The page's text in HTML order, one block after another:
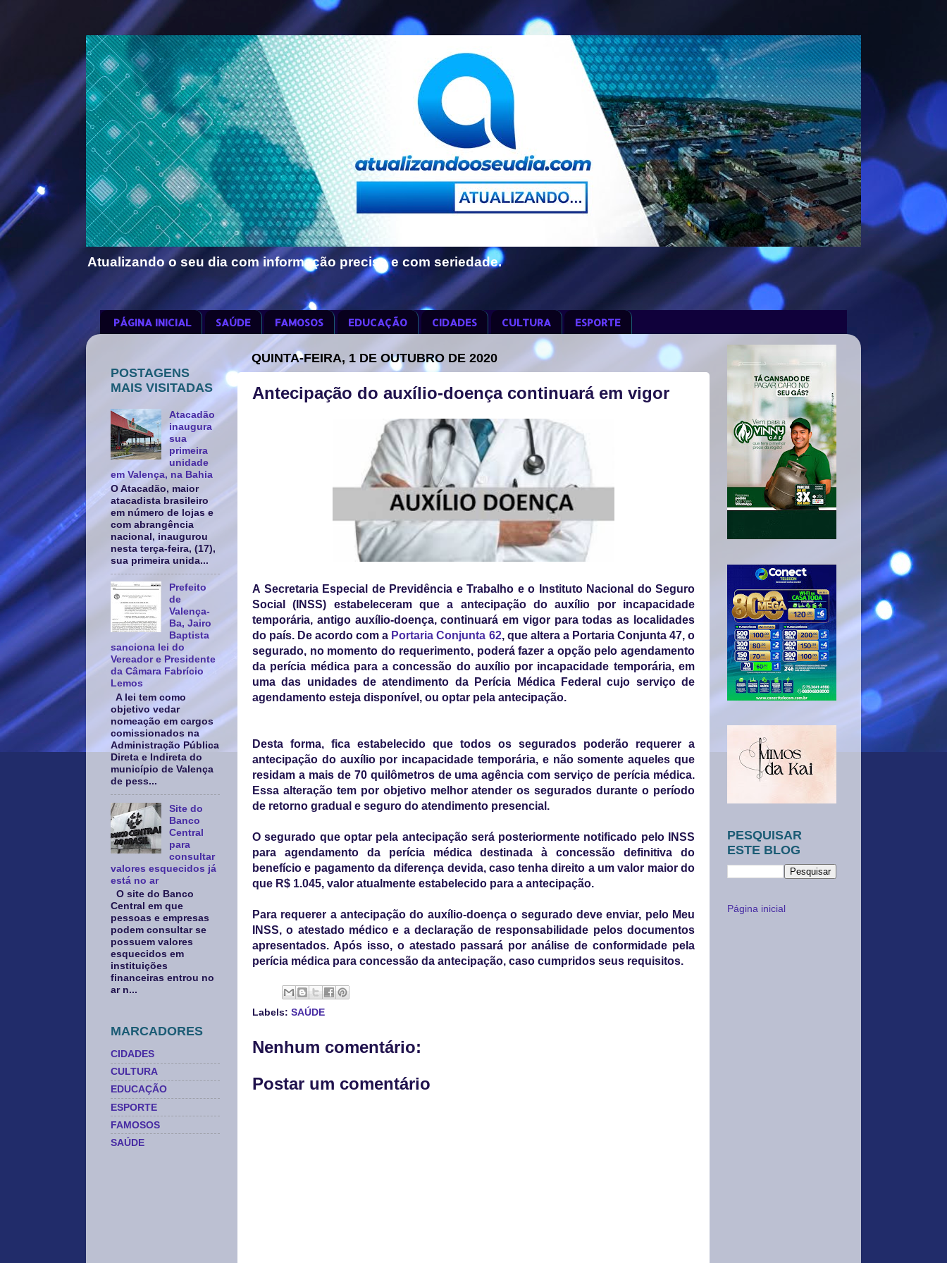
Atualizando o seu dia com informação precisa e com seriedade.
PÁGINA INICIAL SAÚDE FAMOSOS EDUCAÇÃO CIDADES CULTURA ESPORTE
QUINTA-FEIRA, 1 DE OUTUBRO DE 2020
Antecipação do auxílio-doença continuará em vigor
A Secretaria Especial de Previdência e Trabalho e o Instituto Nacional do Seguro
Social (INSS) estabeleceram que a antecipação do auxílio por incapacidade
temporária, antigo auxílio-doença, continuará em vigor para todas as localidades
do país. De acordo com a Portaria Conjunta 62, que altera a Portaria Conjunta 47, o
segurado, no momento do requerimento, poderá fazer a opção pelo agendamento
da perícia médica para a concessão do auxílio por incapacidade temporária, em
uma das unidades de atendimento da Perícia Médica Federal cujo serviço de
agendamento esteja disponível, ou optar pela antecipação.
Desta forma, fica estabelecido que todos os segurados poderão requerer a
antecipação do auxílio por incapacidade temporária, e não somente aqueles que
residam a mais de 70 quilômetros de uma agência com serviço de perícia médica.
Essa alteração tem por objetivo melhor atender os segurados durante o período
de retorno gradual e seguro do atendimento presencial.
O segurado que optar pela antecipação será posteriormente notificado pelo INSS
para agendamento da perícia médica destinada à concessão definitiva do
benefício e pagamento da diferença devida, caso tenha direito a um valor maior do
que R$ 1.045, valor atualmente estabelecido para a antecipação.
Para requerer a antecipação do auxílio-doença o segurado deve enviar, pelo Meu
INSS, o atestado médico e a declaração de responsabilidade pelos documentos
apresentados. Após isso, o atestado passará por análise de conformidade pela
perícia médica para concessão da antecipação, caso cumpridos seus requisitos.
Labels: SAÚDE
Nenhum comentário:
Postar um comentário
POSTAGENS
MAIS VISITADAS
Atacadão
inaugura
sua
primeira
unidade
em Valença, na Bahia
O Atacadão, maior
atacadista brasileiro
em número de lojas e
com abrangência
nacional, inaugurou
nesta terça-feira, (17),
sua primeira unida...
Prefeito
de
Valença-
Ba, Jairo
Baptista
sanciona lei do
Vereador e Presidente
da Câmara Fabrício
Lemos
A lei tem como
objetivo vedar
nomeação em cargos
comissionados na
Administração Pública
Direta e Indireta do
município de Valença
de pess...
Site do
Banco
Central
para
consultar
valores esquecidos já
está no ar
O site do Banco
Central em que
pessoas e empresas
podem consultar se
possuem valores
esquecidos em
instituições
financeiras entrou no
ar n...
MARCADORES
CIDADES
CULTURA
EDUCAÇÃO
ESPORTE
FAMOSOS
SAÚDE
PESQUISAR
ESTE BLOG
Página inicial